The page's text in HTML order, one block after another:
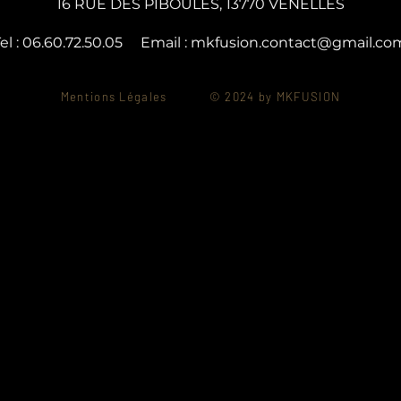
16 RUE DES PIBOULES, 13770 VENELLES
: 06.60.72.50.05 Email :
Mentions Légales © 2024 by MKFUSION